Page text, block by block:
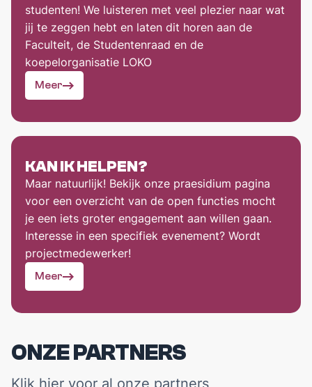
studenten! We luisteren met veel plezier naar wat
jij te zeggen hebt en laten dit horen aan de
Faculteit, de Studentenraad en de
koepelorganisatie LOKO
Meer
KAN IK HELPEN?
Maar natuurlijk! Bekijk onze praesidium pagina
voor een overzicht van de open functies mocht
je een iets groter engagement aan willen gaan.
Interesse in een specifiek evenement? Wordt
projectmedewerker!
Meer
ONZE PARTNERS
Klik hier voor al onze partners